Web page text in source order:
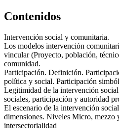
Contenidos
Intervención social y comunitaria.
Los modelos intervención
vincular (Proyecto, población,
comunidad.
Participación. Definición.
política y social. Participación
Legitimidad de la intervención
sociales, participación y autoridad
El escenario de la intervención
dimensiones. Niveles Micro, mezzo
intersectorialidad